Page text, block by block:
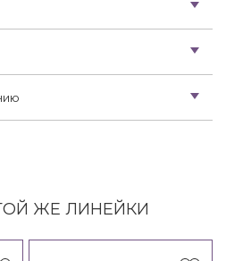
ЖЕ ЛИНЕЙКИ